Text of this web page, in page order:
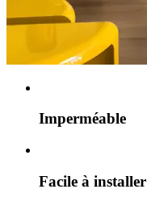
Imperméable
Facile à installer